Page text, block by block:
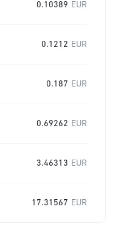
0.10389 EUR
0.1212 EUR
0.187 EUR
0.69262 EUR
3.46313 EUR
17.31567 EUR